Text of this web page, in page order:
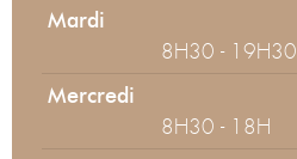
Mardi
8H30 - 19H30
Mercredi
8H30 - 18H